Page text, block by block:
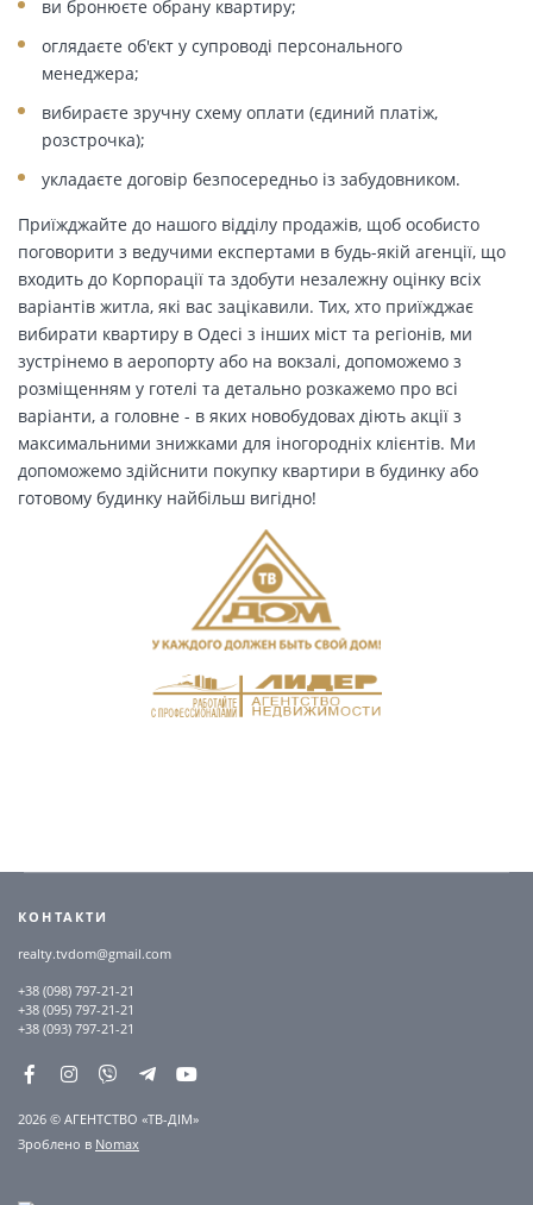
ви бронюєте обрану квартиру;
оглядаєте об'єкт у супроводі персонального
менеджера;
вибираєте зручну схему оплати (єдиний платіж,
розстрочка);
укладаєте договір безпосередньо із забудовником.
Приїжджайте до нашого відділу продажів, щоб особисто
поговорити з ведучими експертами в будь-якій агенції, що
входить до Корпорації та здобути незалежну оцінку всіх
варіантів житла, які вас зацікавили. Тих, хто приїжджає
вибирати квартиру в Одесі з інших міст та регіонів, ми
зустрінемо в аеропорту або на вокзалі, допоможемо з
розміщенням у готелі та детально розкажемо про всі
варіанти, а головне - в яких новобудовах діють акції з
максимальними знижками для іногородніх клієнтів. Ми
допоможемо здійснити покупку квартири в будинку або
готовому будинку найбільш вигідно!
КОНТАКТИ
realty.tvdom@gmail.com
+38 (098) 797-21-21
+38 (095) 797-21-21
+38 (093) 797-21-21
2026 © АГЕНТСТВО «ТВ-ДІМ»
Зроблено в Nomax